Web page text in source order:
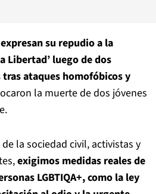
expresan su repudio a la
Libertad’ luego de dos
ataques homofóbicos y
la muerte de dos jóvenes
la sociedad civil, activistas y
exigimos medidas reales de
LGBTIQA+, como la ley